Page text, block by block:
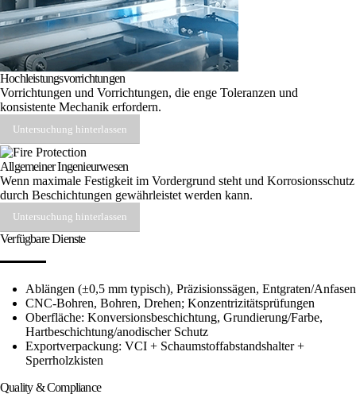
Hochleistungsvorrichtungen
Vorrichtungen und Vorrichtungen, die enge Toleranzen und
konsistente Mechanik erfordern.
Untersuchung hinterlassen
Allgemeiner Ingenieurwesen
Wenn maximale Festigkeit im Vordergrund steht und Korrosionsschutz
durch Beschichtungen gewährleistet werden kann.
Untersuchung hinterlassen
Verfügbare Dienste
Ablängen (±0,5 mm typisch), Präzisionssägen, Entgraten/Anfasen
CNC-Bohren, Bohren, Drehen; Konzentrizitätsprüfungen
Oberfläche: Konversionsbeschichtung, Grundierung/Farbe,
Hartbeschichtung/anodischer Schutz
Exportverpackung: VCI + Schaumstoffabstandshalter +
Sperrholzkisten
Quality & Compliance